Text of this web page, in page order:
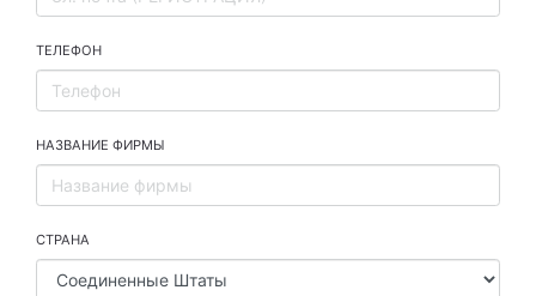
ТЕЛЕФОН
НАЗВАНИЕ ФИРМЫ
СТРАНА